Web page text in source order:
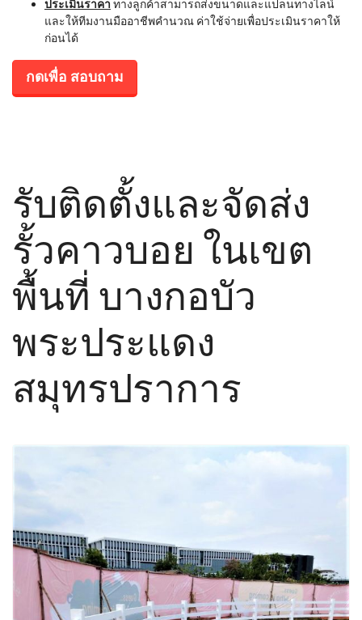
ประเมินราคา ทางลูกค้าสามารถส่งขนาดและแปลนทางไลน์
และให้ทีมงานมืออาชีพคำนวณ ค่าใช้จ่ายเพื่อประเมินราคาให้
ก่อนได้
กดเพื่อ สอบถาม
รับติดตั้งและจัดส่ง
รั้วคาวบอย ในเขต
พื้นที่ บางกอบัว
พระประแดง
สมุทรปราการ